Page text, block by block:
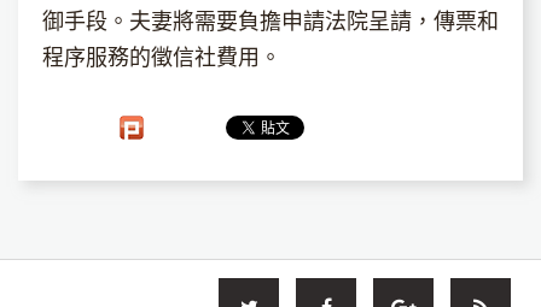
御手段。夫妻將需要負擔申請法院呈請，傳票和
程序服務的徵信社費用。